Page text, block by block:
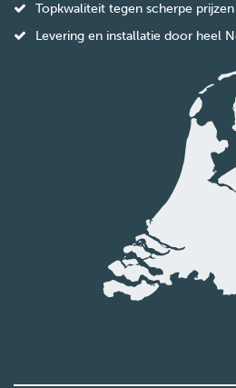
Topkwaliteit tegen scherpe prijzen
Levering en installatie door heel